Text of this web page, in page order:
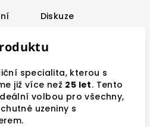
Diskuze
specialita, kterou s
již více než 25 let. Tento
volbou pro všechny,
uzeniny s